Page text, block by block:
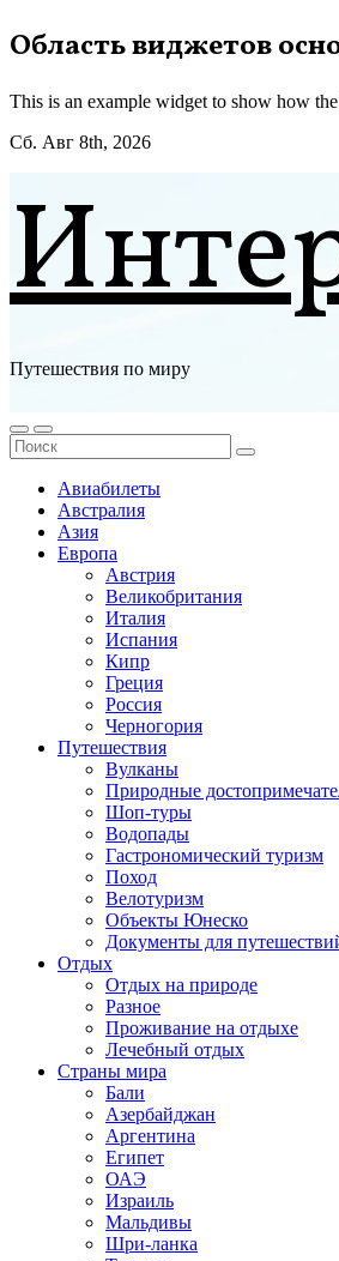
Перейти
к
Область виджетов
This is an example widget to show how
Сб. Авг 8th, 2026
Путешествия по миру
Авиабилеты
Австралия
Азия
Европа
Австрия
Великобритания
Италия
Испания
Кипр
Греция
Россия
Черногория
Путешествия
Вулканы
Природные
Шоп-туры
Водопады
Гастрономический туризм
Поход
Велотуризм
Объекты Юнеско
Документы для
Отдых
Отдых на природе
Разное
Проживание на отдыхе
Лечебный отдых
Страны мира
Бали
Азербайджан
Аргентина
Египет
ОАЭ
Израиль
Мальдивы
Шри-ланка